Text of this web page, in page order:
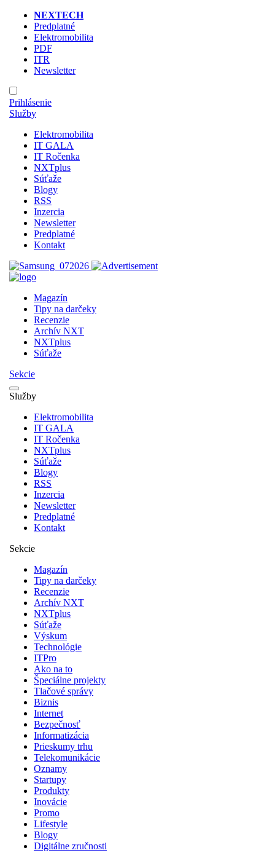
NEXTECH
Predplatné
Elektromobilita
PDF
ITR
Newsletter
Prihlásenie
Služby
Elektromobilita
IT GALA
IT Ročenka
NXTplus
Súťaže
Blogy
RSS
Inzercia
Newsletter
Predplatné
Kontakt
Magazín
Tipy na darčeky
Recenzie
Archív NXT
NXTplus
Súťaže
Sekcie
Služby
Elektromobilita
IT GALA
IT Ročenka
NXTplus
Súťaže
Blogy
RSS
Inzercia
Newsletter
Predplatné
Kontakt
Sekcie
Magazín
Tipy na darčeky
Recenzie
Archív NXT
NXTplus
Súťaže
Výskum
Technológie
ITPro
Ako na to
Špeciálne projekty
Tlačové správy
Biznis
Internet
Bezpečnosť
Informatizácia
Prieskumy trhu
Telekomunikácie
Oznamy
Startupy
Produkty
Inovácie
Promo
Lifestyle
Blogy
Digitálne zručnosti